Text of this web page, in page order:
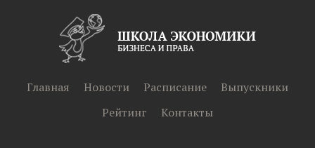
Главная Новости Расписание
Выпускники
Рейтинг
Контакты